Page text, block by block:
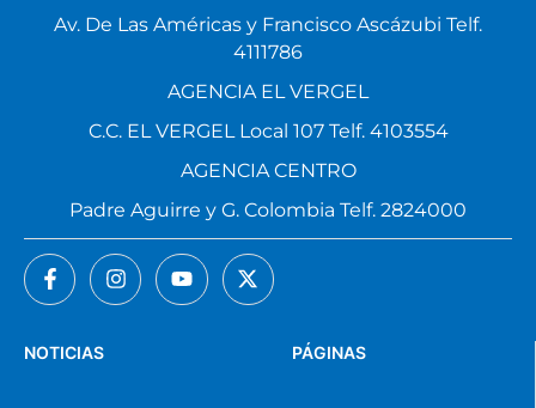
PÁGINAS
NOTICIAS
Av. De Las Américas y Francisco Ascázubi Telf.
4111786
AGENCIA EL VERGEL
C.C. EL VERGEL Local 107 Telf. 4103554
AGENCIA CENTRO
Padre Aguirre y G. Colombia Telf. 2824000